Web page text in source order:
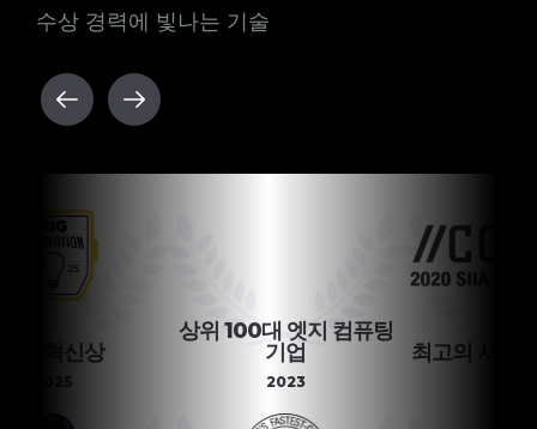
수상 경력에 빛나는 기술
혁신상
상위 100대 엣지 컴퓨팅
기업
2023
최고의 서비스형